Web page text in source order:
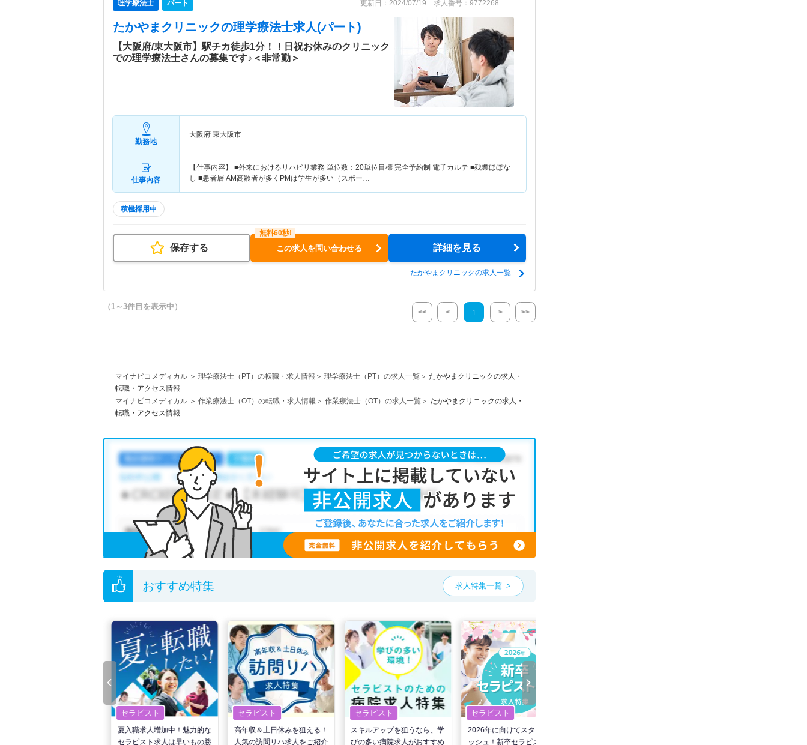
理学療法士 パート 更新日：2024/07/19 求人番号：9772268
たかやまクリニックの理学療法士求人(パート)
【大阪府/東大阪市】駅チカ徒歩1分！！日祝お休みのクリニック
での理学療法士さんの募集です♪＜非常勤＞
勤務地
大阪府 東大阪市
仕事内容
【仕事内容】 ■外来におけるリハビリ業務 単位数：20単位目標 完全予約制 電子カルテ ■残業ほぼな
し ■患者層 AM高齢者が多くPMは学生が多い（スポー…
積極採用中
保存する この求人を問い合わせる 詳細を見る
たかやまクリニックの求人一覧
（1～3件目を表示中）
<< < 1 > >>
マイナビコメディカル 理学療法士（PT）の転職・求人情報 理学療法士（PT）の求人一覧
たかやまクリニックの求人・
転職・アクセス情報
マイナビコメディカル
作業療法士（OT）の転職・求人情報 作業療法士（OT）の求人一覧
たかやまクリニックの求人・
転職・アクセス情報
おすすめ特集 求人特集一覧
セラピスト
夏入職求人増加中！魅力的な
セラピスト求人は早いもの勝
セラピスト
高年収＆土日休みを狙える！
人気の訪問リハ求人をご紹介
セラピスト
スキルアップを狙うなら、学
びの多い病院求人がおすすめ
セラピスト
2026年に向けてスタートダ
ッシュ！新卒セラピスト向け